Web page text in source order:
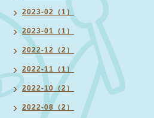
2023-02（1）
2023-01（1）
2022-12（2）
2022-11（1）
2022-10（2）
2022-08（2）